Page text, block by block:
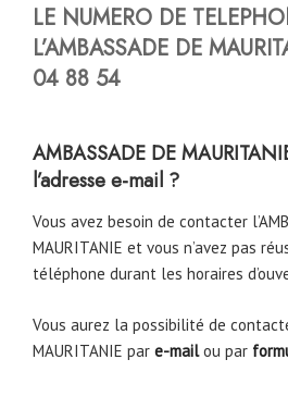
LE NUMERO DE
L’AMBASSADE DE
04 88 54
AMBASSADE DE
l’adresse e-mail ?
Vous avez besoin de contacter
MAURITANIE et vous n’avez pas
téléphone durant les horaires
Vous aurez la possibilité de
MAURITANIE par e-mail ou par